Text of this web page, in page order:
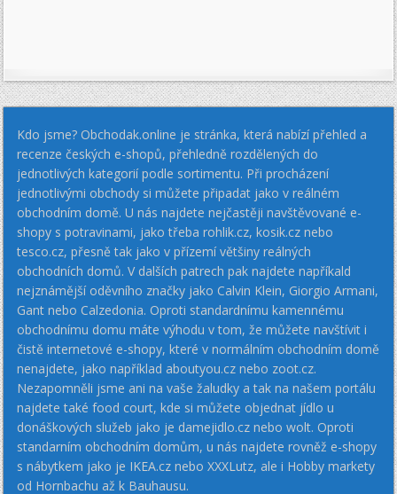
Kdo jsme? Obchodak.online je stránka, která nabízí přehled a
recenze českých e-shopů, přehledně rozdělených do
jednotlivých kategorií podle sortimentu. Při procházení
jednotlivými obchody si můžete připadat jako v reálném
obchodním domě. U nás najdete nejčastěji navštěvované e-
shopy s potravinami, jako třeba rohlik.cz, kosik.cz nebo
tesco.cz, přesně tak jako v přízemí většiny reálných
obchodních domů. V dalších patrech pak najdete napříkald
nejznámější oděvního značky jako Calvin Klein, Giorgio Armani,
Gant nebo Calzedonia. Oproti standardnímu kamennému
obchodnímu domu máte výhodu v tom, že můžete navštívit i
čistě internetové e-shopy, které v normálním obchodním domě
nenajdete, jako například aboutyou.cz nebo zoot.cz.
Nezapomněli jsme ani na vaše žaludky a tak na našem portálu
najdete také food court, kde si můžete objednat jídlo u
donáškových služeb jako je damejidlo.cz nebo wolt. Oproti
standarním obchodním domům, u nás najdete rovněž e-shopy
s nábytkem jako je IKEA.cz nebo XXXLutz, ale i Hobby markety
od Hornbachu až k Bauhausu.